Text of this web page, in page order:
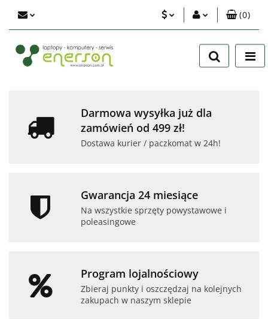
Zaloguj się
Zarejestruj się
(0)
Darmowa wysyłka już dla
zamówień od 499 zł!
Dostawa kurier / paczkomat w 24h!
Gwarancja 24 miesiące
Na wszystkie sprzęty powystawowe i
poleasingowe
Program lojalnościowy
Zbieraj punkty i oszczędzaj na kolejnych
zakupach w naszym sklepie